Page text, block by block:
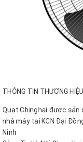
THÔNG TIN THƯƠNG HIỆU
Quạt Chinghai được sản
nhà máy tại KCN Đại
Ninh